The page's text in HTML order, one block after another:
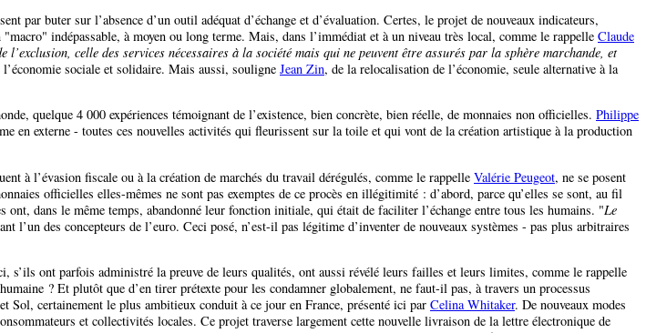
buter sur l’absence d’un outil adéquat d’échange et d’évaluation. Certes, le projet de nouveaux indicateurs,
indépassable, à moyen ou long terme. Mais, dans l’immédiat et à un niveau très local, comme le rappelle Claude
celle des services nécessaires à la société mais qui ne peuvent être assurés par la sphère marchande, et
sociale et solidaire. Mais aussi, souligne Jean Zin, de la relocalisation de l’économie, seule alternative à la
quelque 4 000 expériences témoignant de l’existence, bien concrète, bien réelle, de monnaies non officielles. Philippe
en externe - toutes ces nouvelles activités qui fleurissent sur la toile et qui vont de la création artistique à la production
à l’évasion fiscale ou à la création de marchés du travail dérégulés, comme le rappelle Valérie Peugeot, ne se posent
officielles elles-mêmes ne sont pas exemptes de ce procès en illégitimité : d’abord, parce qu’elles se sont, au fil
ont, dans le même temps, abandonné leur fonction initiale, qui était de faciliter l’échange entre tous les humains. "Le
l’un des concepteurs de l’euro. Ceci posé, n’est-il pas légitime d’inventer de nouveaux systèmes - pas plus arbitraires
s’ils ont parfois administré la preuve de leurs qualités, ont aussi révélé leurs failles et leurs limites, comme le rappelle
? Et plutôt que d’en tirer prétexte pour les condamner globalement, ne faut-il pas, à travers un processus
Sol, certainement le plus ambitieux conduit à ce jour en France, présenté ici par Celina Whitaker. De nouveaux modes
et collectivités locales. Ce projet traverse largement cette nouvelle livraison de la lettre électronique de